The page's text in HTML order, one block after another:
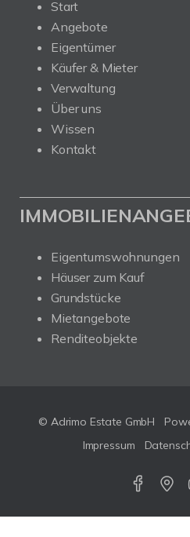
Start
Angebote
Eigentümer
Käufer & Mieter
Verwaltung
Über uns
Wissen
Kontakt
Eigentumswohnungen
Häuser zum Kauf
Grundstücke
Mietangebote
Renditeobjekte
© Adrimo Estate GmbH
Impressum